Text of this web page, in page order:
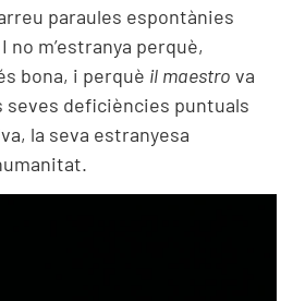
paraules espontànies
no m’estranya perquè,
bona, i perquè il maestro va
seves deficiències puntuals
la seva estranyesa